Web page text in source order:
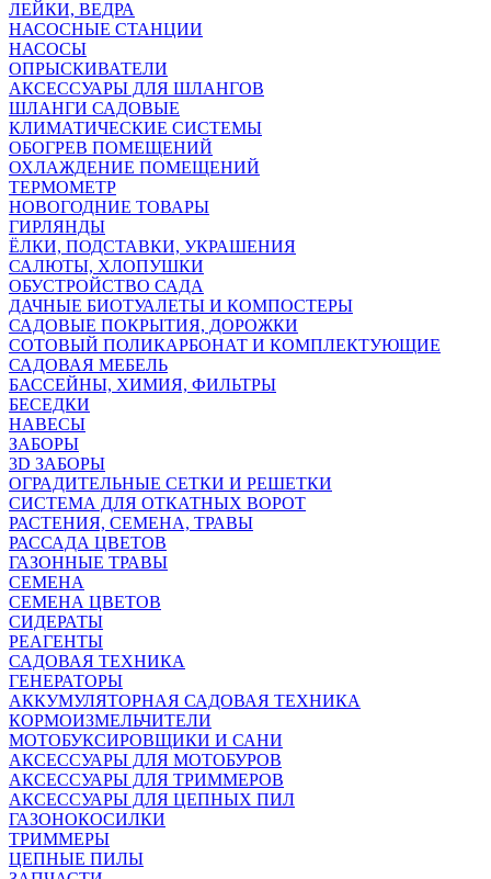
ЛЕЙКИ, ВЕДРА
НАСОСНЫЕ СТАНЦИИ
НАСОСЫ
ОПРЫСКИВАТЕЛИ
АКСЕССУАРЫ ДЛЯ ШЛАНГОВ
ШЛАНГИ САДОВЫЕ
КЛИМАТИЧЕСКИЕ СИСТЕМЫ
ОБОГРЕВ ПОМЕЩЕНИЙ
ОХЛАЖДЕНИЕ ПОМЕЩЕНИЙ
ТЕРМОМЕТР
НОВОГОДНИЕ ТОВАРЫ
ГИРЛЯНДЫ
ЁЛКИ, ПОДСТАВКИ, УКРАШЕНИЯ
САЛЮТЫ, ХЛОПУШКИ
ОБУСТРОЙСТВО САДА
ДАЧНЫЕ БИОТУАЛЕТЫ И КОМПОСТЕРЫ
САДОВЫЕ ПОКРЫТИЯ, ДОРОЖКИ
СОТОВЫЙ ПОЛИКАРБОНАТ И КОМПЛЕКТУЮЩИЕ
САДОВАЯ МЕБЕЛЬ
БАССЕЙНЫ, ХИМИЯ, ФИЛЬТРЫ
БЕСЕДКИ
НАВЕСЫ
ЗАБОРЫ
3D ЗАБОРЫ
ОГРАДИТЕЛЬНЫЕ СЕТКИ И РЕШЕТКИ
СИСТЕМА ДЛЯ ОТКАТНЫХ ВОРОТ
РАСТЕНИЯ, СЕМЕНА, ТРАВЫ
РАССАДА ЦВЕТОВ
ГАЗОННЫЕ ТРАВЫ
СЕМЕНА
СЕМЕНА ЦВЕТОВ
СИДЕРАТЫ
РЕАГЕНТЫ
САДОВАЯ ТЕХНИКА
ГЕНЕРАТОРЫ
АККУМУЛЯТОРНАЯ САДОВАЯ ТЕХНИКА
КОРМОИЗМЕЛЬЧИТЕЛИ
МОТОБУКСИРОВЩИКИ И САНИ
АКСЕССУАРЫ ДЛЯ МОТОБУРОВ
АКСЕССУАРЫ ДЛЯ ТРИММЕРОВ
АКСЕССУАРЫ ДЛЯ ЦЕПНЫХ ПИЛ
ГАЗОНОКОСИЛКИ
ТРИММЕРЫ
ЦЕПНЫЕ ПИЛЫ